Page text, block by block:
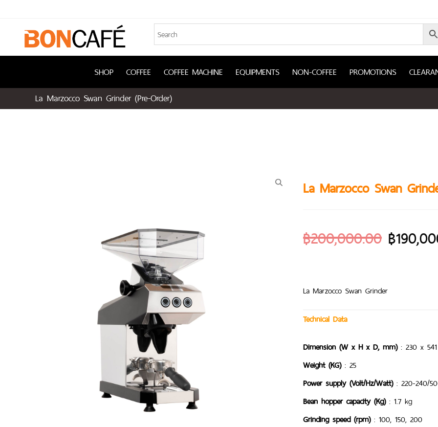
SHOP COFFEE COFFEE MACHINE EQUIPMENTS NON-COFFEE PROMOTIONS
La Marzocco Swan Grinder (Pre-Order)
La Marzocco Swan
฿200,000.00 ฿
La Marzocco Swan Grinder
Technical Data
Dimension (W x H x D, mm): 230 x
Weight (KG): 25
Power supply (Volt/Hz/Watt): 220-240/
Bean hopper capacity (Kg): 1.7 kg
Grinding speed (rpm): 100, 150, 200